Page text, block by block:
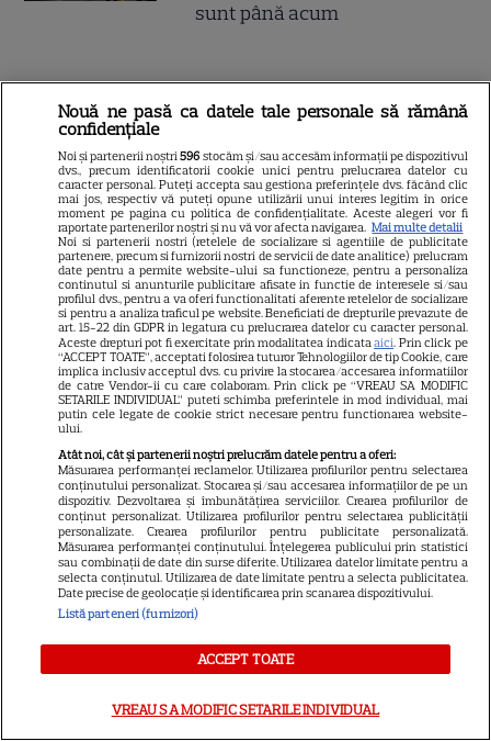
sunt până acum
SERIALE
Nouă ne pasă ca datele tale personale să rămână
confidențiale
Noi și partenerii noștri596 stocăm și/sau accesăm informații pe dispozitivul
dvs., precum identificatorii cookie unici pentru prelucrarea datelor cu
caracter personal. Puteți accepta sau gestiona preferințele dvs. făcând clic
mai jos, respectiv vă puteți opune utilizării unui interes legitim în orice
moment pe pagina cu politica de confidențialitate. Aceste alegeri vor fi
raportate partenerilor noștri și nu vă vor afecta navigarea. Mai multe detalii
Noi si partenerii nostri (retelele de socializare si agentiile de publicitate
partenere, precum si furnizorii nostri de servicii de date analitice) prelucram
date pentru a permite website-ului sa functioneze, pentru a personaliza
continutul si anunturile publicitare afisate in functie de interesele si/sau
profilul dvs., pentru a va oferi functionalitati aferente retelelor de socializare
si pentru a analiza traficul pe website. Beneficiati de drepturile prevazute de
art. 15-22 din GDPR in legatura cu prelucrarea datelor cu caracter personal.
Aceste drepturi pot fi exercitate prin modalitatea indicataaici. Prin click pe
“ACCEPT TOATE”, acceptati folosirea tuturor Tehnologiilor de tip Cookie, care
implica inclusiv acceptul dvs. cu privire la stocarea/accesarea informatiilor
de catre Vendor-ii cu care colaboram. Prin click pe “VREAU SA MODIFIC
SETARILE INDIVIDUAL” puteti schimba preferintele in mod individual, mai
putin cele legate de cookie strict necesare pentru functionarea website-
ului.
Atât noi, cât și partenerii noștri prelucrăm datele pentru a oferi:
Măsurarea performanței reclamelor. Utilizarea profilurilor pentru selectarea
conținutului personalizat. Stocarea și/sau accesarea informațiilor de pe un
dispozitiv. Dezvoltarea și îmbunătățirea serviciilor. Crearea profilurilor de
conținut personalizat. Utilizarea profilurilor pentru selectarea publicității
personalizate. Crearea profilurilor pentru publicitate personalizată.
Măsurarea performanței conținutului. Înțelegerea publicului prin statistici
sau combinații de date din surse diferite. Utilizarea datelor limitate pentru a
selecta conținutul. Utilizarea de date limitate pentru a selecta publicitatea.
Date precise de geolocație și identificarea prin scanarea dispozitivului.
Listă parteneri (furnizori)
ACCEPT TOATE
VREAU SA MODIFIC SETARILE INDIVIDUAL